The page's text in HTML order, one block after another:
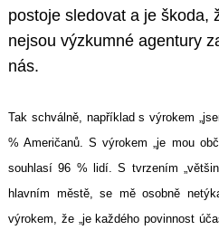
postoje sledovat a je škoda,
nejsou výzkumné agentury
nás.
Tak schválně, například s výrokem
% Američanů. S výrokem „je mou
souhlasí 96 % lidí. S tvrzením
hlavním městě, se mě osobně
výrokem, že „je každého povinnost